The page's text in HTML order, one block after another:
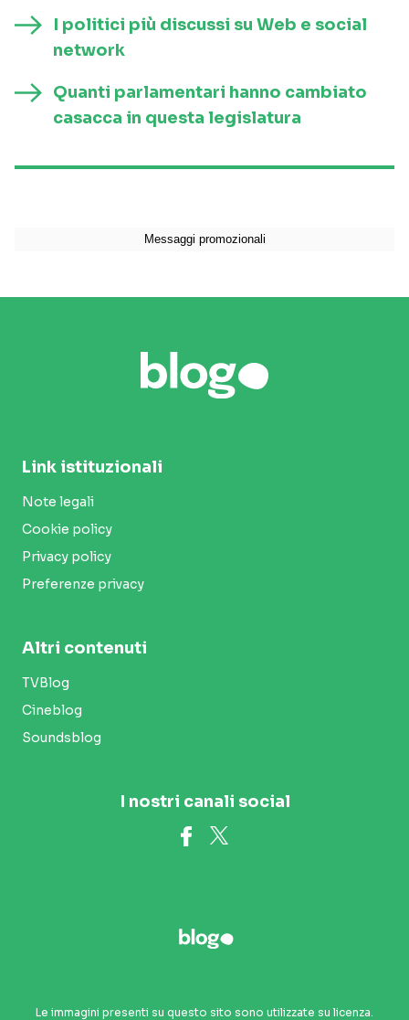
I politici più discussi su Web e social
network
Quanti parlamentari hanno cambiato
casacca in questa legislatura
Link istituzionali
Note legali
Cookie policy
Privacy policy
Preferenze privacy
Altri contenuti
TVBlog
Cineblog
Soundsblog
I nostri canali social
Le immagini presenti su questo sito sono utilizzate su licenza.